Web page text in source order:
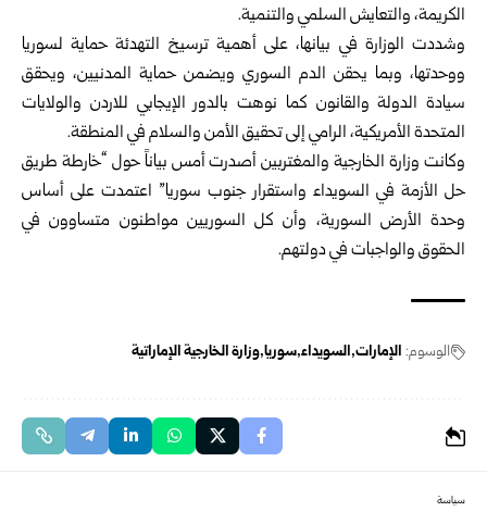
الكريمة، والتعايش السلمي والتنمية.
وشددت الوزارة في بيانها، على أهمية ترسيخ التهدئة حماية لسوريا
ووحدتها، وبما يحقن الدم السوري ويضمن حماية المدنيين، ويحقق
سيادة الدولة والقانون كما نوهت بالدور الإيجابي للاردن والولايات
المتحدة الأمريكية، الرامي إلى تحقيق الأمن والسلام في المنطقة.
وكانت وزارة الخارجية والمغتربين أصدرت أمس بياناً حول “خارطة طريق
حل الأزمة في السويداء واستقرار جنوب سوريا” اعتمدت على أساس
وحدة الأرض السورية، وأن كل السوريين مواطنون متساوون في
الحقوق والواجبات في دولتهم.
الوسوم: الإمارات السويداء سوريا وزارة الخارجية الإماراتية
سياسة